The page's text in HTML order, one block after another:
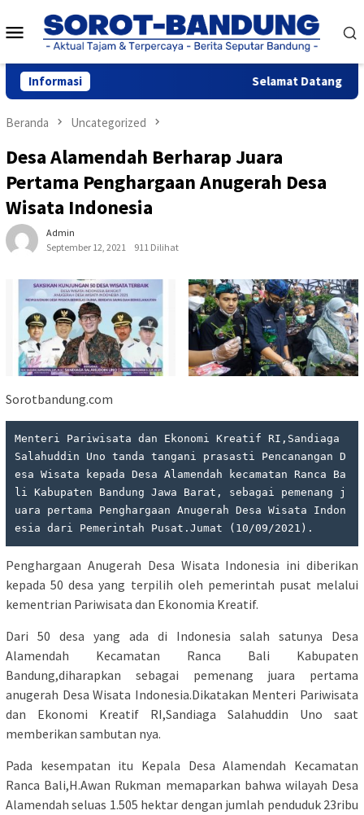
ke
konten
Menu
Mobile
Informasi Selamat Datang di
Beranda Uncategorized
Desa Alamendah Berharap Juara
Pertama Penghargaan Anugerah Desa
Wisata Indonesia
Admin
September 12, 2021
911 Dilihat
Sorotbandung.com
Menteri Pariwisata dan Ekonomi Kreatif RI,Sandiaga
Salahuddin Uno tanda tangani prasasti Pencanangan D
esa Wisata kepada Desa Alamendah kecamatan Ranca Ba
li Kabupaten Bandung Jawa Barat, sebagai pemenang j
uara pertama Penghargaan Anugerah Desa Wisata Indon
esia dari Pemerintah Pusat.Jumat (10/09/2021).
Penghargaan Anugerah Desa Wisata Indonesia ini diberikan
kepada 50 desa yang terpilih oleh pemerintah pusat melalui
kementrian Pariwisata dan Ekonomia Kreatif.
Dari 50 desa yang ada di Indonesia salah satunya Desa
Alamendah Kecamatan Ranca Bali Kabupaten
Bandung,diharapkan sebagai pemenang juara pertama
anugerah Desa Wisata Indonesia.Dikatakan Menteri Pariwisata
dan Ekonomi Kreatif RI,Sandiaga Salahuddin Uno saat
memberikan sambutan nya.
Pada kesempatan itu Kepala Desa Alamendah Kecamatan
Ranca Bali,H.Awan Rukman memaparkan bahwa wilayah Desa
Alamendah seluas 1.505 hektar dengan jumlah penduduk 23ribu